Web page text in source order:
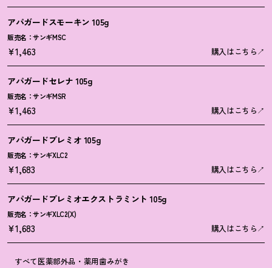
アパガードスモーキン 105g
販売名：サンギMSC
¥1,463 購入はこちら
アパガードセレナ 105g
販売名：サンギMSR
¥1,463 購入はこちら
アパガードプレミオ 105g
販売名：サンギXLC2
¥1,683 購入はこちら
アパガードプレミオエクストラミント 105g
販売名：サンギXLC2(X)
¥1,683 購入はこちら
すべて医薬部外品・薬用歯みがき